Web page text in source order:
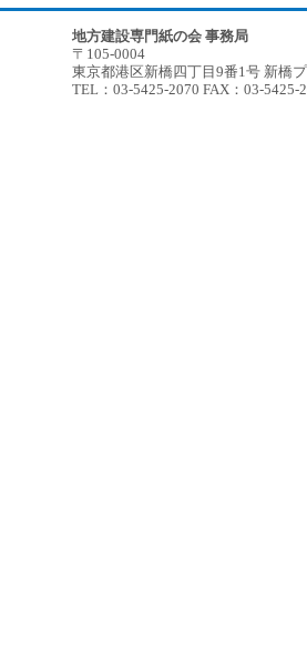
地方建設専門紙の会 事務局
〒105-0004
東京都港区新橋四丁目9番1号 新橋
TEL：03-5425-2070 FAX：03-5425-